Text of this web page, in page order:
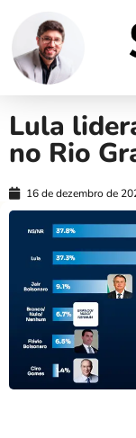
Lula
no Rio
16 de dezembro de